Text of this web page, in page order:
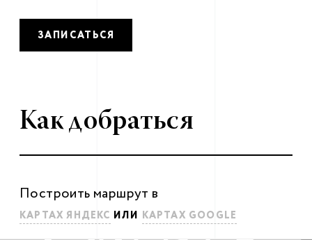
ЗАПИСАТЬСЯ
Мы подберем для вас любой
день, время и скоректируем
программу.
Я хочу заниматься дома
Как добраться
Построить маршрут в
КАРТАХ ЯНДЕКС ИЛИ КАРТАХ GOOGLE